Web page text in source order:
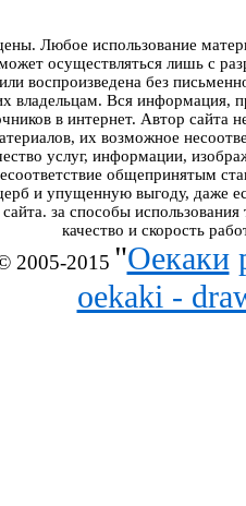
Любое использование
осуществляться лишь с
воспроизведена без
владельцам. Вся информация,
в интернет. Автор сайта
их возможное
услуг, информации,
общепринятым
и упущенную выгоду, даже
сайта. за способы
качество и скорость
2005-2015 "Оекаки
oekaki -